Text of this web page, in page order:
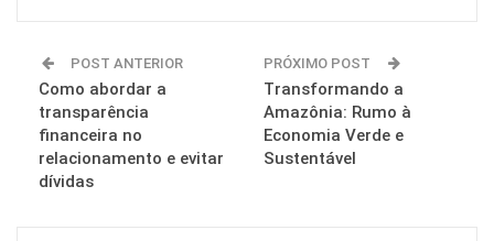
POST ANTERIOR
Como abordar a
transparência
financeira no
relacionamento e evitar
dívidas
PRÓXIMO POST
Transformando a
Amazônia: Rumo à
Economia Verde e
Sustentável